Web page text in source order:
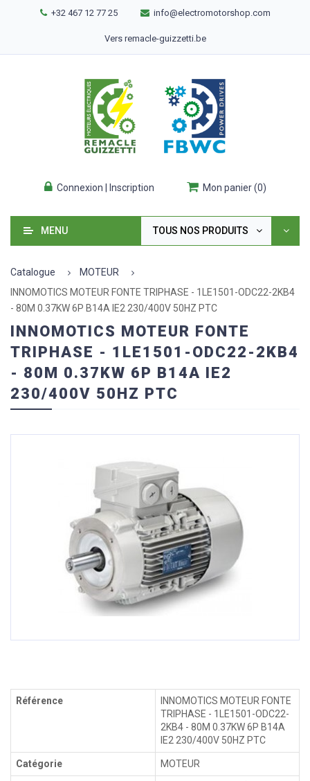
+32 467 12 77 25 info@electromotorshop.com
Vers remacle-guizzetti.be
Connexion | Inscription Mon panier(0)
TOUS NOS PRODUITS
MENU
Catalogue
MOTEUR
INNOMOTICS MOTEUR FONTE TRIPHASE - 1LE1501-ODC22-2KB4
- 80M 0.37KW 6P B14A IE2 230/400V 50HZ PTC
INNOMOTICS MOTEUR FONTE
TRIPHASE - 1LE1501-ODC22-2KB4
- 80M 0.37KW 6P B14A IE2
230/400V 50HZ PTC
Référence
INNOMOTICS MOTEUR FONTE
TRIPHASE - 1LE1501-ODC22-
2KB4 - 80M 0.37KW 6P B14A
IE2 230/400V 50HZ PTC
Catégorie MOTEUR